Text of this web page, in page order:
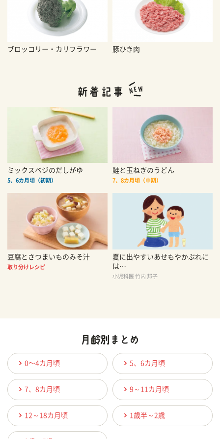
ブロッコリー・カリフラワー 豚ひき肉
ミックスベジのだしがゆ
5、6カ月頃（初期）
鮭と玉ねぎのうどん
7、8カ月頃（中期）
豆腐とさつまいものみそ汁
取り分けレシピ
夏に出やすいあせもやかぶれに
は…
小児科医 竹内 邦子
0〜4カ月頃 5、6カ月頃
7、8カ月頃 9～11カ月頃
12～18カ月頃 1歳半～2歳